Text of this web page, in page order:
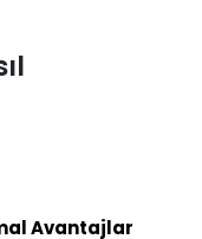
Avantajlar